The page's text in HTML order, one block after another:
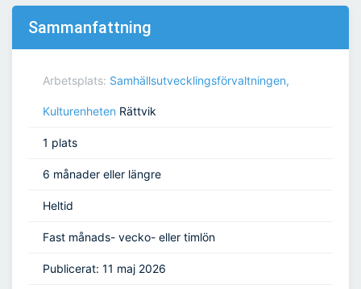
Sammanfattning
Arbetsplats: Samhällsutvecklingsförvaltningen,
Kulturenheten Rättvik
1 plats
6 månader eller längre
Heltid
Fast månads- vecko- eller timlön
Publicerat: 11 maj 2026